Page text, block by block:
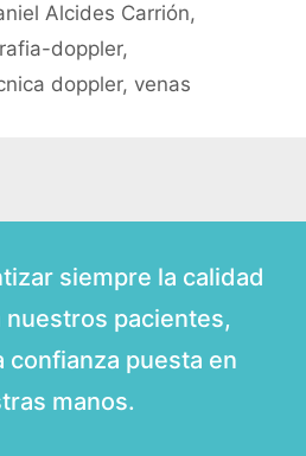
Alcides Carrión,
doppler,
doppler, venas
siempre la calidad
nuestros pacientes,
confianza puesta en
manos.